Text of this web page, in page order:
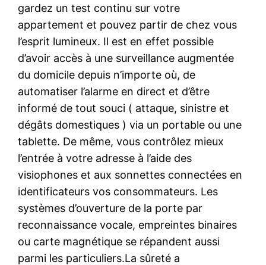
gardez un test continu sur votre
appartement et pouvez partir de chez vous
l’esprit lumineux. Il est en effet possible
d’avoir accès à une surveillance augmentée
du domicile depuis n’importe où, de
automatiser l’alarme en direct et d’être
informé de tout souci ( attaque, sinistre et
dégâts domestiques ) via un portable ou une
tablette. De même, vous contrôlez mieux
l’entrée à votre adresse à l’aide des
visiophones et aux sonnettes connectées en
identificateurs vos consommateurs. Les
systèmes d’ouverture de la porte par
reconnaissance vocale, empreintes binaires
ou carte magnétique se répandent aussi
parmi les particuliers.La sûreté a